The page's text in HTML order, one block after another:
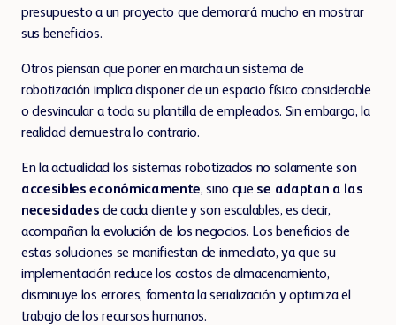
presupuesto a un proyecto que demorará mucho en mostrar
sus beneficios.
Otros piensan que poner en marcha un sistema de
robotización implica disponer de un espacio físico considerable
o desvincular a toda su plantilla de empleados. Sin embargo, la
realidad demuestra lo contrario.
En la actualidad los sistemas robotizados no solamente son
accesibles económicamente, sino que se adaptan a las
necesidades de cada cliente y son escalables, es decir,
acompañan la evolución de los negocios. Los beneficios de
estas soluciones se manifiestan de inmediato, ya que su
implementación reduce los costos de almacenamiento,
disminuye los errores, fomenta la serialización y optimiza el
trabajo de los recursos humanos.